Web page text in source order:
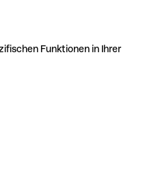
Funktionen in Ihrer